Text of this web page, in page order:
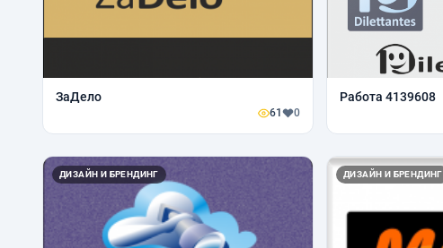
ЗаДело
61 0
Работа 4139608
ДИЗАЙН И БРЕНДИНГ ДИЗАЙН И БРЕНДИНГ